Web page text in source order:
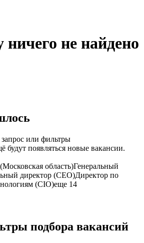
ничего не найдено
или фильтры
будут появляться новые вакансии.
область)Генеральный
директор (CEO)Директор по
(CIO)еще 14
подбора вакансий